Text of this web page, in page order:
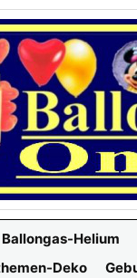
Ballongas-Helium
Deko